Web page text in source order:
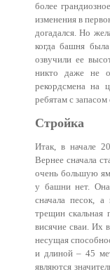
более
изменения в
догадался. Но
когда башня
озвучили ее
никто даже не
рекордсмена на
ребятам с
Стройка
Итак, в начале
Вернее сначала
очень большую
у башни нет. Она
сначала песок,
трещин скальная
висячие сваи. Их
несущая
и длиной – 45
являются